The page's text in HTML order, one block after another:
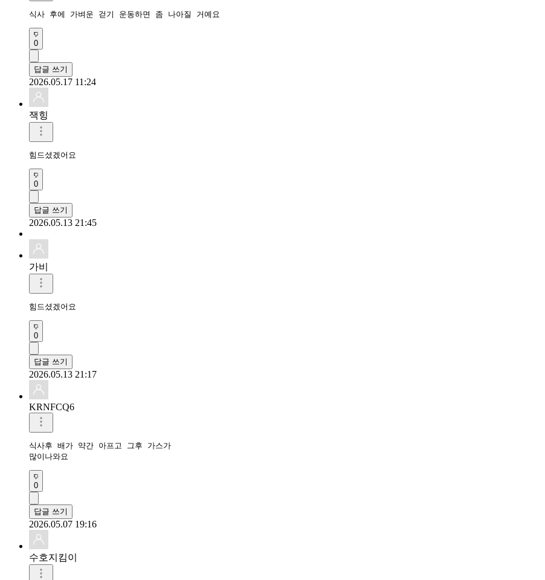
식사 후에 가벼운 걷기 운동하면 좀 나아질 거예요
0
답글 쓰기
2026.05.17 11:24
잭힝
힘드셨겠어요
0
답글 쓰기
2026.05.13 21:45
가비
힘드셨겠어요
0
답글 쓰기
2026.05.13 21:17
KRNFCQ6
식사후 배가 약간 아프고 그후 가스가
많이나와요
0
답글 쓰기
2026.05.07 19:16
수호지킴이